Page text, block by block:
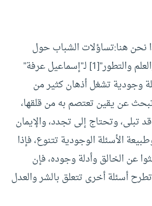
نحن هنا:تساؤلات الشباب حول
والتطور”[1]
لـ”إسماعيل عرفة”
وجودية تشغل أذهان كثير من
عن يقين تعتصم به من قلقها،
تبلى، وتحتاج إلى تجدد، والإيمان
الأسئلة الوجودية تتنوع، فإذا
عن الخالق وأدلة وجوده، فإن
تطرح أسئلة أخرى تتعلق بالشر والعدل